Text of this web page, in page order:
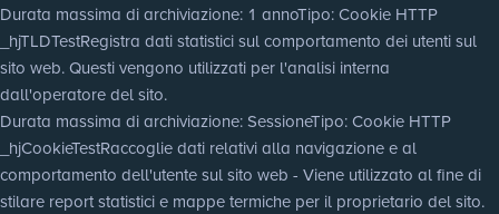
Durata massima di archiviazione: 1 annoTipo: Cookie HTTP
_hjTLDTestRegistra dati statistici sul comportamento dei utenti sul
sito web. Questi vengono utilizzati per l'analisi interna
dall'operatore del sito.
Durata massima di archiviazione: SessioneTipo: Cookie HTTP
_hjCookieTestRaccoglie dati relativi alla navigazione e al
comportamento dell'utente sul sito web - Viene utilizzato al fine di
stilare report statistici e mappe termiche per il proprietario del sito.